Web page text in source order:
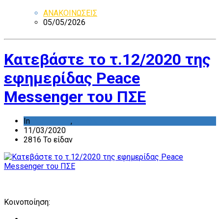
ΑΝΑΚΟΙΝΩΣΕΙΣ
05/05/2026
Κατεβάστε το τ.12/2020 της
εφημερίδας Peace
Messenger του ΠΣΕ
In ,
11/03/2020
2816 Το είδαν
Κοινοποίηση: